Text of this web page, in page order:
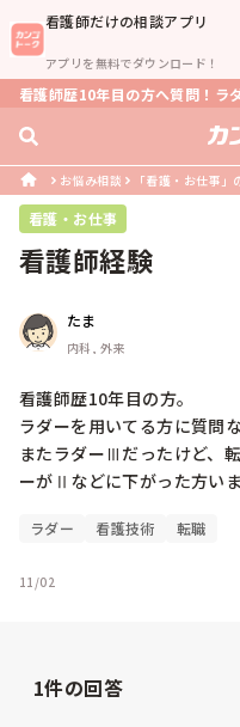
看護師だけの相談アプリ
アプリを無料でダウンロード！
看護師歴10年目の方へ質問！ラ
お悩み相談 「看護・お仕事」
看護・お仕事
看護師経験
たま
内科, 外来
看護師歴10年目の方。
ラダーを用いてる方に質問
またラダーⅢだったけど、
ーがⅡなどに下がった方い
ラダー 看護技術 転職
11/02
1件の回答